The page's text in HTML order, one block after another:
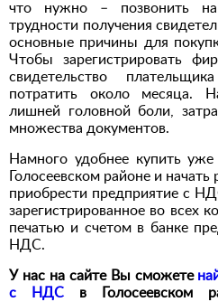
что нужно – позвонить
трудности получения
основные причины для
Чтобы зарегистрировать
свидетельство
потратить около месяца.
лишней головной боли,
множества документов.
Намного удобнее купить
Голосеевском районе и
приобрести предприятие с
зарегистрированное во всех
печатью и счетом в банке
НДС.
У нас на сайте Вы сможете
с НДС в Голосеевском